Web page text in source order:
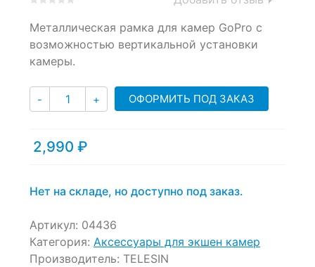
out
on
Металлическая рамка для камер GoPro с
возможностью вертикальной установки
камеры.
- Количество
+ ОФОРМИТЬ ПОД ЗАКАЗ
2,990 ₽
Нет на складе, но доступно под заказ.
Артикул: 04436
Категория: Аксессуары для экшен камер
Производитель: TELESIN